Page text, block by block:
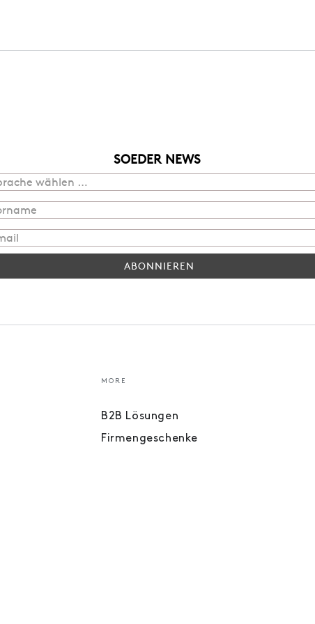
SOEDER NEWS
ABONNIEREN
MORE
B2B Lösungen
Firmengeschenke